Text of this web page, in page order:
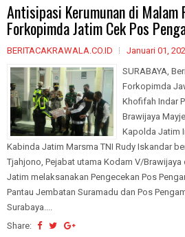
Antisipasi Kerumunan di Malam
Forkopimda Jatim Cek Pos
BERITACAKRAWALA.CO.ID Januari 01,
SURABAYA,
Forkopimda
Khofifah Indar
Brawijaya
Kapolda Jatim
Kabinda Jatim Marsma TNI Rudy Iskandar
Tjahjono, Pejabat utama Kodam V/
Jatim melaksanakan Pengecekan Pos
Pantau Jembatan Suramadu dan Pos
Surabaya....
Share: